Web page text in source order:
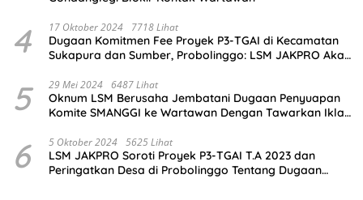
4 17 Oktober 2024 7718 Lihat
Dugaan Komitmen Fee Proyek P3-TGAI di Kecamatan
Sukapura dan Sumber, Probolinggo: LSM JAKPRO Akan
5 29 Mei 2024 6487 Lihat
Oknum LSM Berusaha Jembatani Dugaan Penyuapan
Komite SMANGGI ke Wartawan Dengan Tawarkan Iklan
6 5 Oktober 2024 5625 Lihat
LSM JAKPRO Soroti Proyek P3-TGAI T.A 2023 dan
Peringatkan Desa di Probolinggo Tentang Dugaan